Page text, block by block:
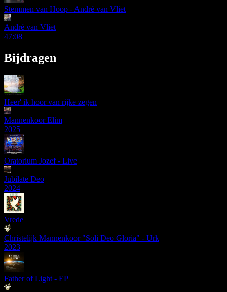
Stemmen van Hoop - André van Vliet
André van Vliet
47:08
Bijdragen
Heer' ik hoor van rijke zegen
Mannenkoor Elim
2025
Oratorium Jozef - Live
Jubilate Deo
2024
Vrede
Christelijk Mannenkoor "Soli Deo Gloria" - Urk
2023
Father of Light - EP